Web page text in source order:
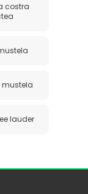
costra
lauder